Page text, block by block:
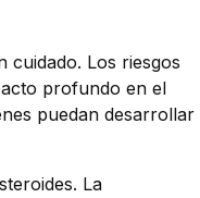
cuidado. Los riesgos
profundo en el
puedan desarrollar
La